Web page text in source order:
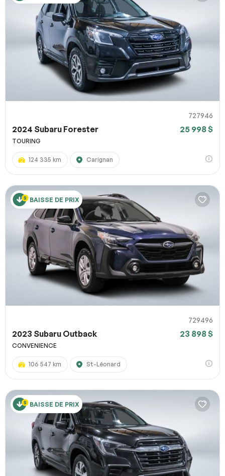
727946
2024 Subaru Forester 25 998 $
TOURING
124 335 km Carignan
BAISSE DE PRIX
729496
2023 Subaru Outback 23 898 $
CONVENIENCE
106 547 km St-Léonard
BAISSE DE PRIX